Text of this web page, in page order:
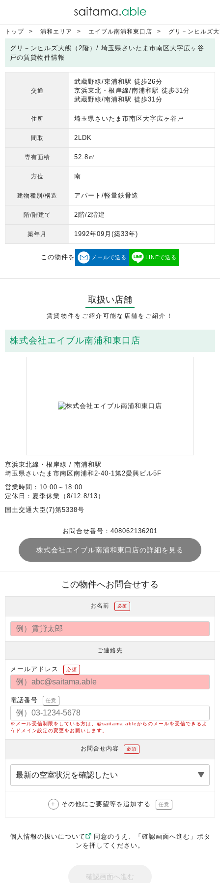
トップ 浦和エリア エイブル南浦和東口店 グリ－ンヒルズ
グリ－ンヒルズ大熊（2階）/ 埼玉県さいたま市南区大字広ヶ谷
戸の賃貸物件情報
交通
武蔵野線/東浦和駅 徒歩26分
京浜東北・根岸線/南浦和駅 徒歩31分
武蔵野線/南浦和駅 徒歩31分
住所 埼玉県さいたま市南区大字広ヶ谷戸
間取 2LDK
専有面積 52.8㎡
方位 南
建物種別/構造 アパート/軽量鉄骨造
階/階建て 2階/2階建
築年月 1992年09月 (築33年)
この物件を メールで送る LINEで送る
取扱い店舗
賃貸物件をご紹介可能な店舗をご紹介！
株式会社エイブル南浦和東口店
京浜東北線・根岸線 / 南浦和駅
埼玉県さいたま市南区南浦和2-40-1第2愛興ビル5F
営業時間：10:00～18:00
定休日：夏季休業（8/12.8/13）
国土交通大臣(7)第5338号
お問合せ番号：408062136201
株式会社エイブル南浦和東口店の詳細を見る
この物件へお問合せする
お名前 必須
ご連絡先
メールアドレス 必須
電話番号 任意
※メール受信制限をしている方は、@saitama.ableからのメールを受信できるよ
うドメイン設定の変更をお願いします。
お問合せ内容 必須
その他にご要望等を追加する 任意
個人情報の扱いについて
同意のうえ、「確認画面へ進む」ボタ
ンを押してください。